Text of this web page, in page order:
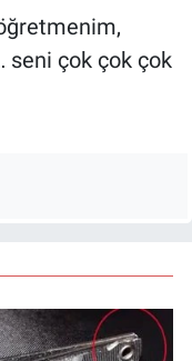
öğretmenim,
seni çok çok çok